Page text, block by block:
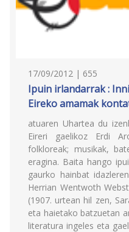
17/09/2012 | 655
Ipuin irlandarrak :
Eireko amamak
atuaren Uhartea du
Eireri gaelikoz Erdi
folkloreak; musikak,
eragina. Baita hango
gaurko hainbat
Herrian Wentwoth
(1907. urtean hil zen,
eta haietako batzuetan
literatura ingeles eta